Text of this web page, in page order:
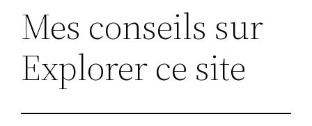
Mes conseils sur
Explorer ce site